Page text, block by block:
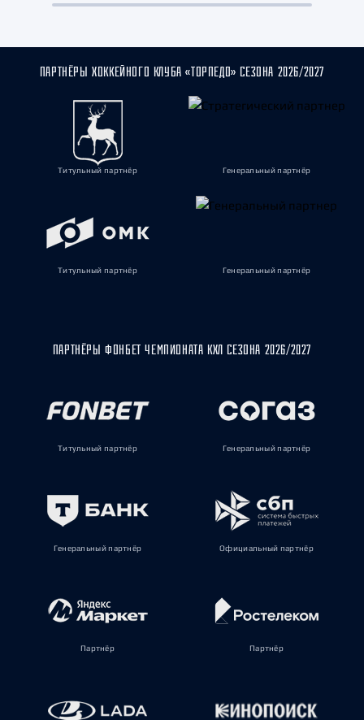
ПАРТНЁРЫ ХОККЕЙНОГО КЛУБА «ТОРПЕДО» СЕЗОНА 2026/2027
Титульный партнёр Генеральный партнёр
Титульный партнёр Генеральный партнёр
ПАРТНЁРЫ ФОНБЕТ ЧЕМПИОНАТА КХЛ СЕЗОНА 2026/2027
Титульный партнёр Генеральный партнёр
Генеральный партнёр Официальный партнёр
Партнёр Партнёр